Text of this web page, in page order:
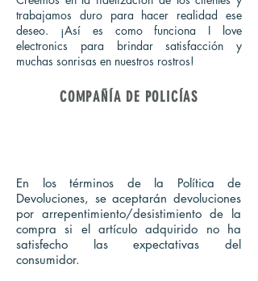
trabajamos duro para hacer realidad ese
deseo. ¡Así es como funciona I love
electronics para brindar satisfacción y
muchas sonrisas en nuestros rostros!
COMPAÑÍA DE POLICÍAS
En los términos de la Política de
Devoluciones, se aceptarán devoluciones
por arrepentimiento/desistimiento de la
compra si el artículo adquirido no ha
satisfecho las expectativas del
consumidor.